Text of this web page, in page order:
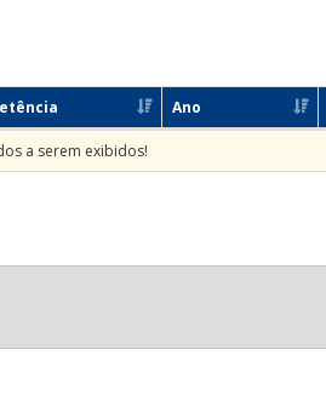
Ano
a serem exibidos!